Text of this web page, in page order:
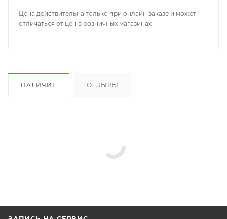
Цена действительна только при онлайн заказе и может
отличаться от цен в розничных магазинах
НАЛИЧИЕ ОТЗЫВЫ